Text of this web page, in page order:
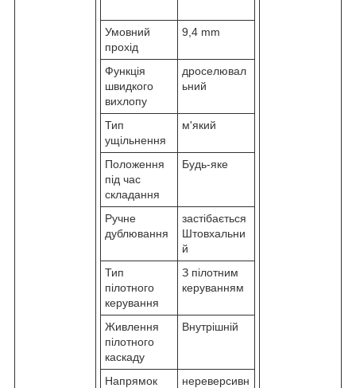
Умовний
прохід
9,4 mm
Функція
швидкого
вихлопу
дроселювал
ьний
Тип
ущільнення
м'який
Положення
під час
складання
Будь-яке
Ручне
дублювання
застібається
Штовхальни
й
Тип
пілотного
керування
З пілотним
керуванням
Живлення
пілотного
каскаду
Внутрішній
Напрямок
нереверсивн